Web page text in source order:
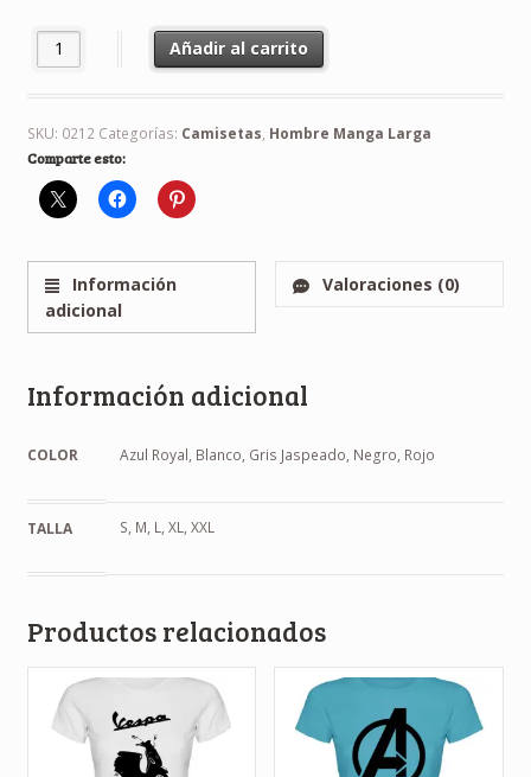
Camiseta Space Invaders Manga Larga Hombre cantidad
Añadir al carrito
SKU: 0212 Categorías: Camisetas, Hombre Manga Larga
Comparte esto:
Información
adicional
Valoraciones (0)
Información adicional
COLOR Azul Royal, Blanco, Gris Jaspeado, Negro, Rojo
TALLA S, M, L, XL, XXL
Productos relacionados